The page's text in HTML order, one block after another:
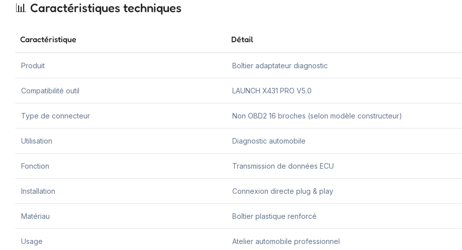
📊 Caractéristiques techniques
Caractéristique Détail
Produit Boîtier adaptateur diagnostic
Compatibilité outil LAUNCH X431 PRO V5.0
Type de connecteur Non OBD2 16 broches (selon modèle constructeur)
Utilisation Diagnostic automobile
Fonction Transmission de données ECU
Installation Connexion directe plug & play
Matériau Boîtier plastique renforcé
Usage Atelier automobile professionnel